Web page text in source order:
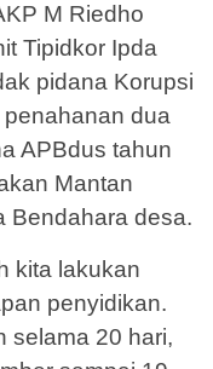
M Riedho
Tipidkor Ipda
pidana Korupsi
dua
APBdus tahun
Mantan
Bendahara desa.
kita lakukan
penyidikan.
selama 20 hari,